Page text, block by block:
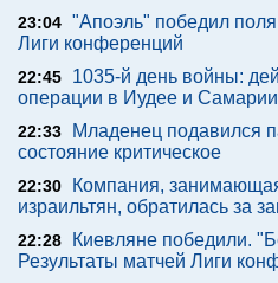
23:04 "Апоэль" победил
Лиги конференций
22:45
1035-й день войны:
операции в Иудее и Самарии
22:33
Младенец подавился
состояние критическое
22:30
Компания,
израильтян, обратилась за
22:28
Киевляне победили.
Результаты матчей Лиги